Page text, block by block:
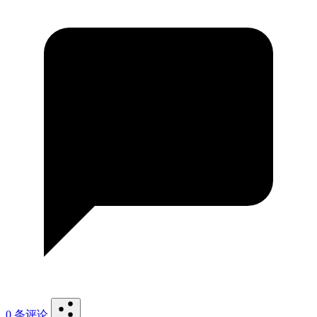
0 条评论